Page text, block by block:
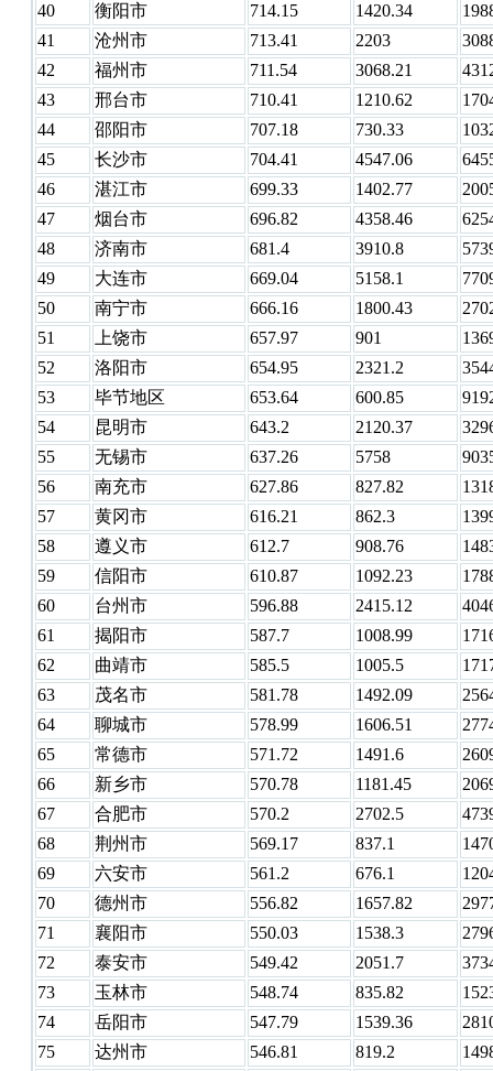
40
衡阳市 714.15 1420.34
41
沧州市 713.41 2203
42
福州市 711.54 3068.21
43
邢台市 710.41 1210.62
44
邵阳市 707.18 730.33
45
长沙市 704.41 4547.06
46
湛江市 699.33 1402.77
47
烟台市 696.82 4358.46
48
济南市 681.4 3910.8
49
大连市 669.04 5158.1
50
南宁市 666.16 1800.43
51
上饶市 657.97 901
52
洛阳市 654.95 2321.2
53
毕节地区 653.64 600.85
54
昆明市 643.2 2120.37
55
无锡市 637.26 5758
56
南充市 627.86 827.82
57
黄冈市 616.21 862.3
58
遵义市 612.7 908.76
59
信阳市 610.87 1092.23
60
台州市 596.88 2415.12
61
揭阳市 587.7 1008.99
62
曲靖市 585.5 1005.5
63
茂名市 581.78 1492.09
64
聊城市 578.99 1606.51
65
常德市 571.72 1491.6
66
新乡市 570.78 1181.45
67
合肥市 570.2 2702.5
68
荆州市 569.17 837.1
69
六安市 561.2 676.1
70
德州市 556.82 1657.82
71
襄阳市 550.03 1538.3
72
泰安市 549.42 2051.7
73
玉林市 548.74 835.82
74
岳阳市 547.79 1539.36
75
达州市 546.81 819.2